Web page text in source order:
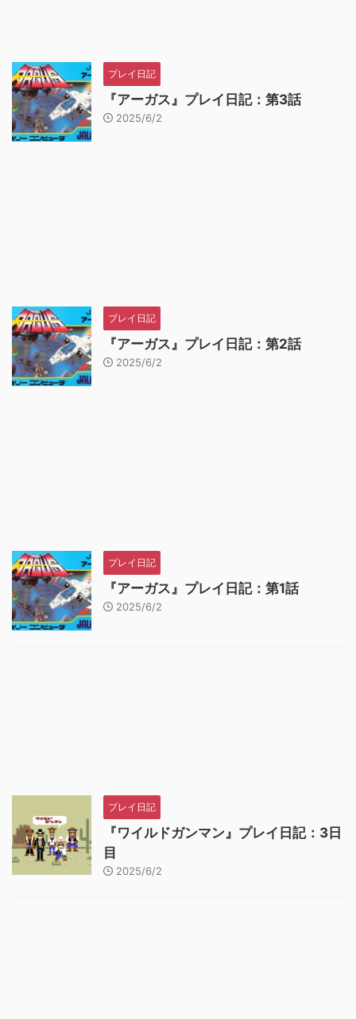
プレイ日記
『アーガス』プレイ日記：第3話
2025/6/2
プレイ日記
『アーガス』プレイ日記：第2話
2025/6/2
プレイ日記
『アーガス』プレイ日記：第1話
2025/6/2
プレイ日記
『ワイルドガンマン』プレイ日記：3日
目
2025/6/2